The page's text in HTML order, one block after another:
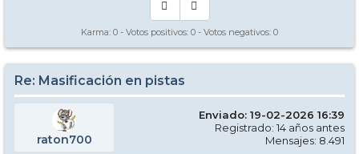
Karma: 0 - Votos positivos: 0 - Votos negativos: 0
Re: Masificación en pistas
raton700
Enviado: 19-02-2026 16:39
Registrado: 14 años antes
Mensajes: 8.491